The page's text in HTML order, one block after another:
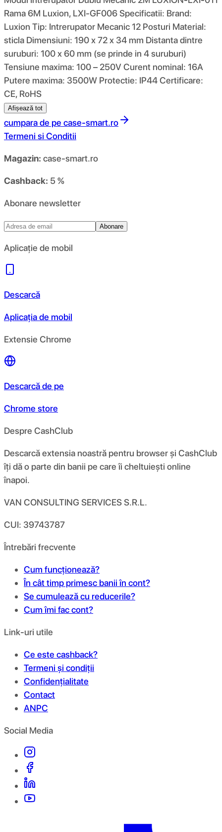
Rama 6M Luxion, LXI-GF006 Specificatii: Brand:
Luxion Tip: Intrerupator Mecanic 12 Posturi Material:
sticla Dimensiuni: 190 x 72 x 34 mm Distanta dintre
suruburi: 100 x 60 mm (se prinde in 4 suruburi)
Tensiune maxima: 100 – 250V Curent nominal: 16A
Putere maxima: 3500W Protectie: IP44 Certificare:
CE, RoHS
Afișează tot
cumpara de pe case-smart.ro
Termeni si Conditii
Magazin: case-smart.ro
Cashback: 5 %
Abonare newsletter
Abonare
Aplicație de mobil
Descarcă
Aplicația de mobil
Extensie Chrome
Descarcă de pe
Chrome store
Despre CashClub
Descarcă extensia noastră pentru browser și CashClub
îți dă o parte din banii pe care îi cheltuiești online
înapoi.
VAN CONSULTING SERVICES S.R.L.
CUI: 39743787
Întrebări frecvente
Cum funcționează?
În cât timp primesc banii în cont?
Se cumulează cu reducerile?
Cum îmi fac cont?
Link-uri utile
Ce este cashback?
Termeni și condiții
Confidențialitate
Contact
ANPC
Social Media